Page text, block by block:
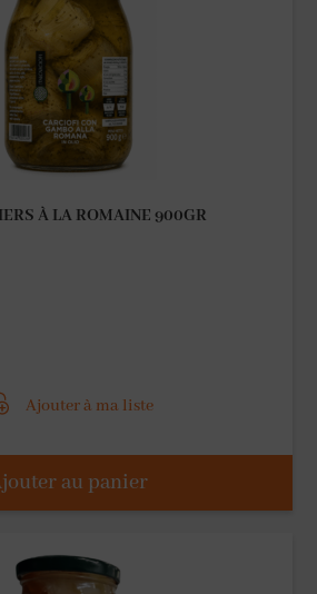
À LA ROMAINE 900GR
Ajouter à ma liste
au panier